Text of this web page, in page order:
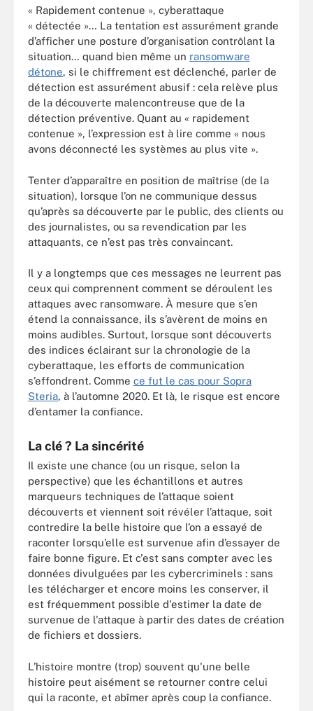
« Rapidement contenue », cyberattaque
« détectée »… La tentation est assurément grande
d’afficher une posture d’organisation contrôlant la
situation… quand bien même un ransomware
détone, si le chiffrement est déclenché, parler de
détection est assurément abusif : cela relève plus
de la découverte malencontreuse que de la
détection préventive. Quant au « rapidement
contenue », l’expression est à lire comme « nous
avons déconnecté les systèmes au plus vite ».
Tenter d’apparaître en position de maîtrise (de la
situation), lorsque l’on ne communique dessus
qu’après sa découverte par le public, des clients ou
des journalistes, ou sa revendication par les
attaquants, ce n’est pas très convaincant.
Il y a longtemps que ces messages ne leurrent pas
ceux qui comprennent comment se déroulent les
attaques avec ransomware. À mesure que s’en
étend la connaissance, ils s’avèrent de moins en
moins audibles. Surtout, lorsque sont découverts
des indices éclairant sur la chronologie de la
cyberattaque, les efforts de communication
s’effondrent. Comme ce fut le cas pour Sopra
Steria, à l’automne 2020. Et là, le risque est encore
d’entamer la confiance.
La clé ? La sincérité
Il existe une chance (ou un risque, selon la
perspective) que les échantillons et autres
marqueurs techniques de l’attaque soient
découverts et viennent soit révéler l’attaque, soit
contredire la belle histoire que l’on a essayé de
raconter lorsqu’elle est survenue afin d’essayer de
faire bonne figure. Et c'est sans compter avec les
données divulguées par les cybercriminels : sans
les télécharger et encore moins les conserver, il
est fréquemment possible d'estimer la date de
survenue de l'attaque à partir des dates de création
de fichiers et dossiers.
L’histoire montre (trop) souvent qu'une belle
histoire peut aisément se retourner contre celui
qui la raconte, et abîmer après coup la confiance.